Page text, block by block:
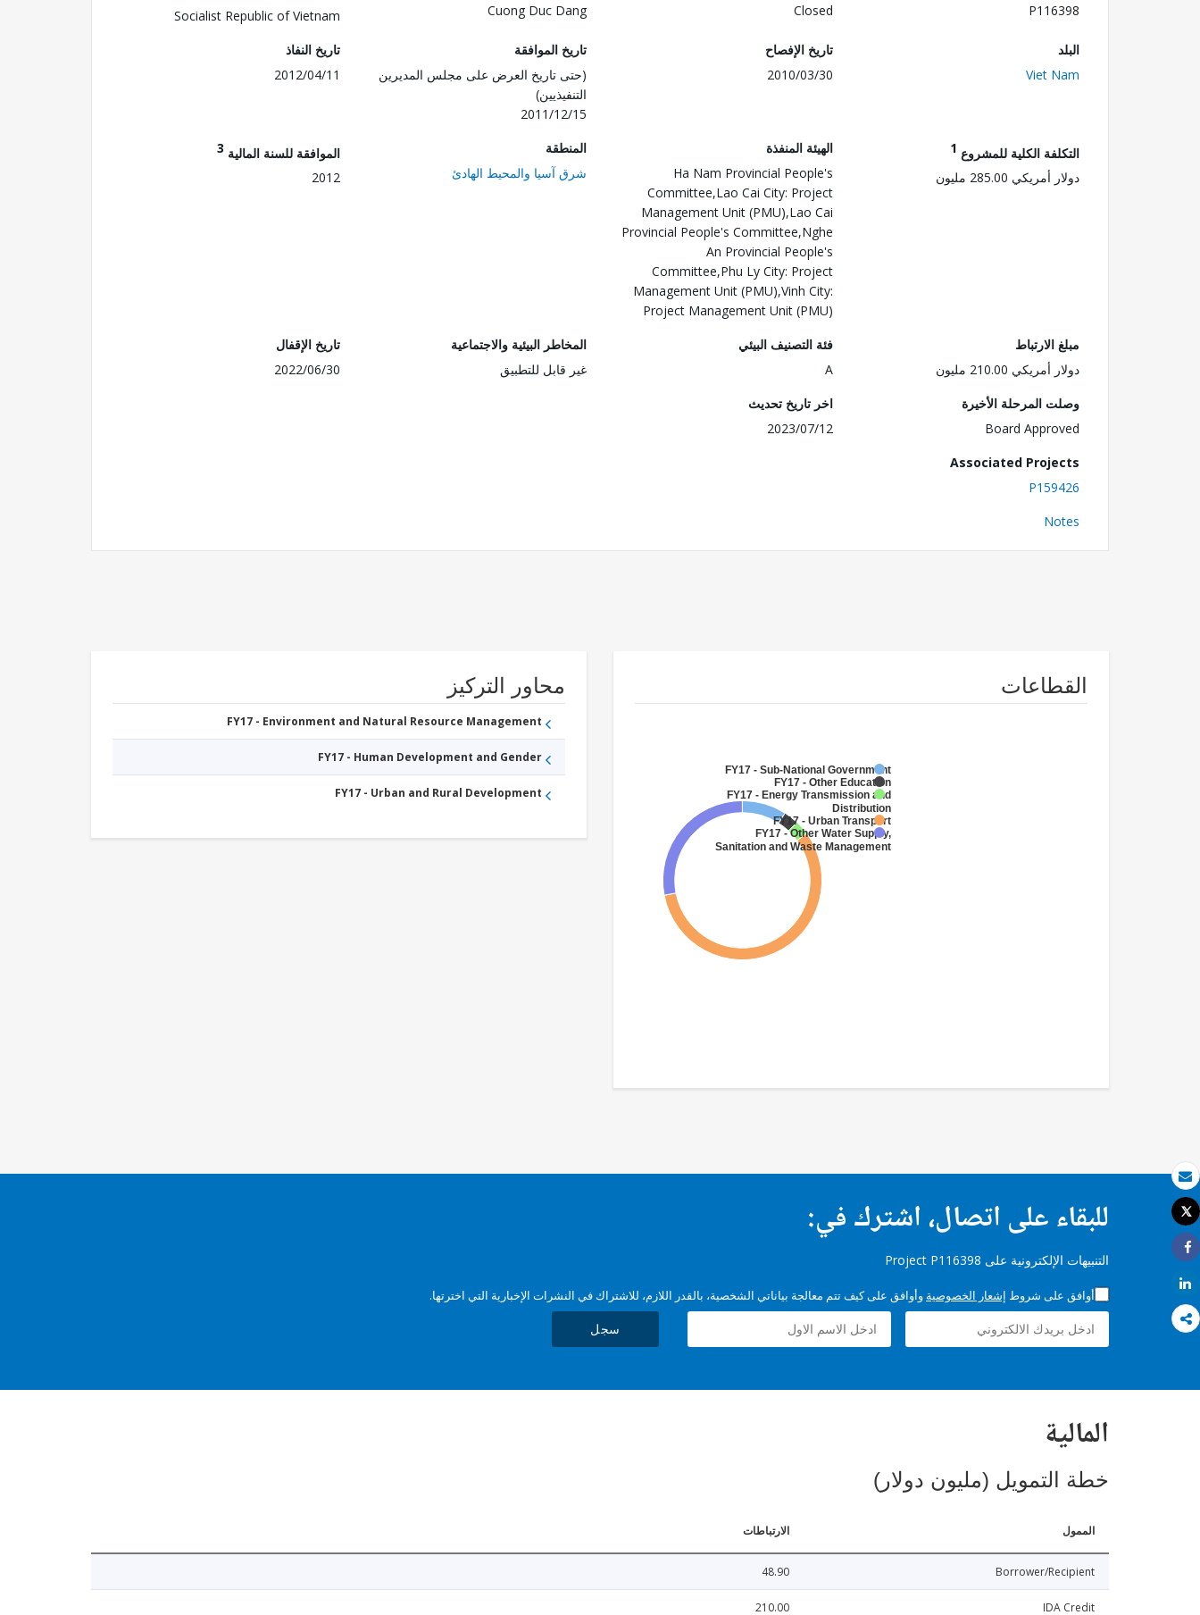
بريد الكتروني
طباعة
Tweet
Share
Share
P116398
Closed
Cuong Duc Dang
Socialist Republic of Vietnam
البلد
Viet Nam
تاريخ الإفصاح
2010/03/30
تاريخ الموافقة
(حتى تاريخ العرض على مجلس المديرين
التنفيذيين)
2011/12/15
تاريخ النفاذ
2012/04/11
التكلفة الكلية للمشروع 1
دولار أمريكي 285.00 مليون
الهيئة المنفذة
Ha Nam Provincial People's
Committee,Lao Cai City: Project
Management Unit (PMU),Lao Cai
Provincial People's Committee,Nghe
An Provincial People's
Committee,Phu Ly City: Project
Management Unit (PMU),Vinh City:
Project Management Unit (PMU)
المنطقة
شرق آسيا والمحيط الهادئ
الموافقة للسنة المالية 3
2012
مبلغ الارتباط
دولار أمريكي 210.00 مليون
فئة التصنيف البيئي
A
المخاطر البيئية والاجتماعية
غير قابل للتطبيق
تاريخ الإقفال
2022/06/30
وصلت المرحلة الأخيرة
Board Approved
اخر تاريخ تحديث
2023/07/12
Associated Projects
P159426
Notes
القطاعات
FY17 - Sub-National Government
FY17 - Other Education
FY17 - Energy Transmission and
Distribution
FY17 - Urban Transport
FY17 - Other Water Supply,
Sanitation and Waste Management
محاور التركيز
FY17 - Environment and Natural Resource Management
FY17 - Human Development and Gender
FY17 - Urban and Rural Development
للبقاء على اتصال، اشترك في:
التنبيهات الإلكترونية على Project P116398
أوافق على شروط إشعار الخصوصية وأوافق على كيف تتم معالجة بياناتي الشخصية، بالقدر اللازم، للاشتراك في النشرات الإخبارية التي اخترتها.
سجل
المالية
خطة التمويل (مليون دولار)
الممول الارتباطات
Borrower/Recipient
48.90
IDA Credit
210.00